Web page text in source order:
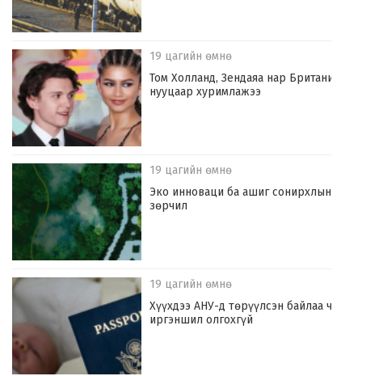
19 цагийн өмнө
Том Холланд, Зендаяа нар Британид
нууцаар хуримлажээ
19 цагийн өмнө
Эко инноваци ба ашиг сонирхлын
зөрчил
19 цагийн өмнө
Хүүхдээ АНУ-д төрүүлсэн байлаа ч
иргэншил олгохгүй